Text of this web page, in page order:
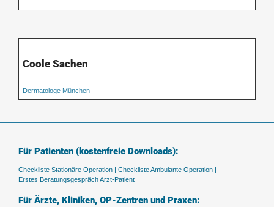
Coole Sachen
Dermatologe München
Für Patienten (kostenfreie Downloads):
Checkliste Stationäre Operation | Checkliste Ambulante Operation |
Erstes Beratungsgespräch Arzt-Patient
Für Ärzte, Kliniken, OP-Zentren und Praxen: